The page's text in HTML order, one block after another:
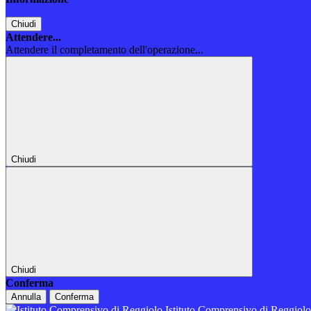
Chiudi
Attendere...
Attendere il completamento dell'operazione...
Chiudi
Chiudi
Conferma
Annulla Conferma